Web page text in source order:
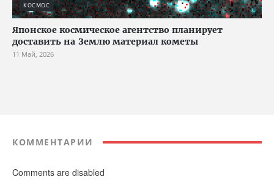
КОСМОС
Японское космическое агентство планирует
доставить на Землю материал кометы
11 Май, 2026
КОММЕНТАРИИ
Comments are disabled